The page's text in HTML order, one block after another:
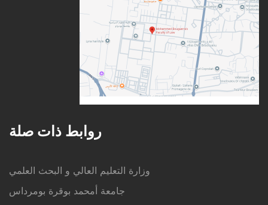
روابط ذات صلة
وزارة التعليم العالي و البحث العلمي
جامعة أمحمد بوقرة بومرداس